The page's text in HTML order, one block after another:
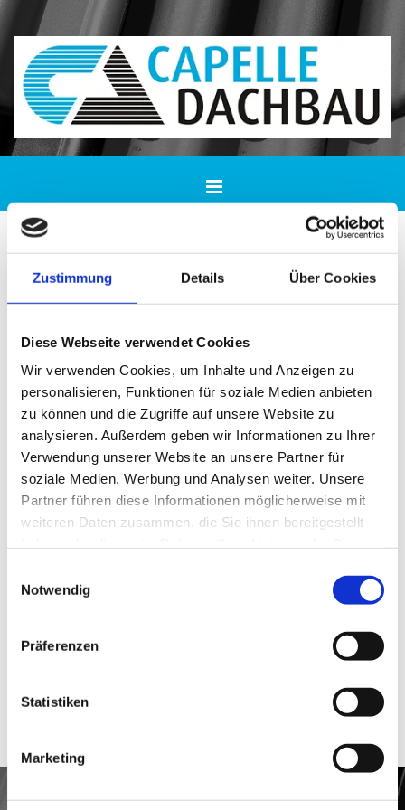
Zustimmung Details Über Cookies
Diese Webseite verwendet Cookies
Wir verwenden Cookies, um Inhalte und Anzeigen zu
personalisieren, Funktionen für soziale Medien anbieten
zu können und die Zugriffe auf unsere Website zu
analysieren. Außerdem geben wir Informationen zu Ihrer
Verwendung unserer Website an unsere Partner für
soziale Medien, Werbung und Analysen weiter. Unsere
Partner führen diese Informationen möglicherweise mit
weiteren Daten zusammen, die Sie ihnen bereitgestellt
Notwendig
Präferenzen
Statistiken
Marketing
Zum Inhalt springen
Arbeiten der Capelle
Dachbau GmbH in Leipzig
Werfen Sie einen Blick auf unsere
Referenzen
Wir, die Capelle Dachbau GmbH, sind ein zuverlässig
und serviceorientierter Dachdeckerbetrieb. An dieser
Stelle möchten wir Ihnen einige unserer
Dachdeckerarbeiten vorstellen. Lassen Sie sich von der
qualitativ hochwertigen Ausführung überzeugen!